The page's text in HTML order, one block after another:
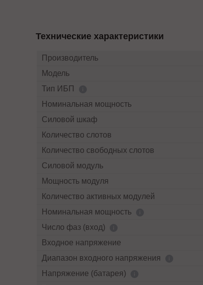
Технические характеристики
Производитель
Модель
Тип ИБП
Номинальная мощность
Силовой шкаф
Количество слотов
Количество свободных слотов
Силовой модуль
Мощность модуля
Количество активных модулей
Номинальная мощность
Число фаз (вход)
Входное напряжение
Диапазон входного напряжения
Напряжение (батарея)